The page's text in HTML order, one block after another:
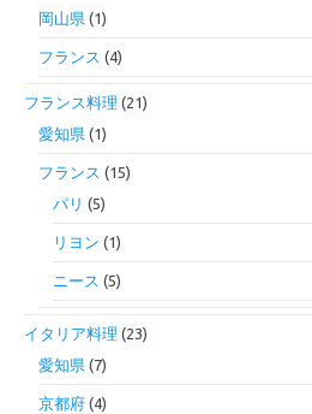
岡山県 (1)
フランス (4)
フランス料理 (21)
愛知県 (1)
フランス (15)
パリ (5)
リヨン (1)
ニース (5)
イタリア料理 (23)
愛知県 (7)
京都府 (4)